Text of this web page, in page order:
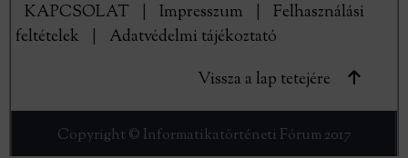
KAPCSOLAT Impresszum
Felhasználási
feltételek
Adatvédelmi tájékoztató
Vissza a lap tetejére
Copyright © Informatikatörténeti Fórum 2017